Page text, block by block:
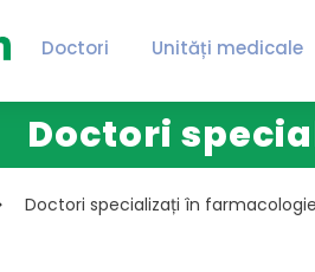
Doctori Unități medicale
Doctori
Doctori specializați în